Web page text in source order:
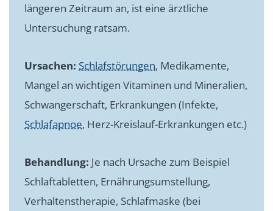
längeren Zeitraum an, ist eine ärztliche
Untersuchung ratsam.
Ursachen: Schlafstörungen, Medikamente,
Mangel an wichtigen Vitaminen und Mineralien,
Schwangerschaft, Erkrankungen (Infekte,
Schlafapnoe, Herz-Kreislauf-Erkrankungen etc.)
Behandlung: Je nach Ursache zum Beispiel
Schlaftabletten, Ernährungsumstellung,
Verhaltenstherapie, Schlafmaske (bei